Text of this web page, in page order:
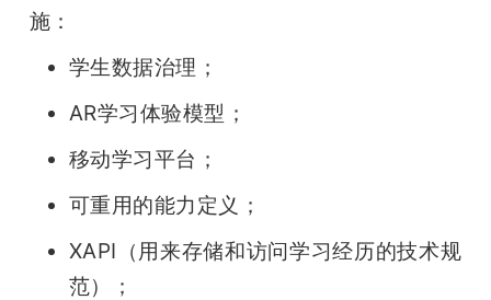
施：
学生数据治理；
AR学习体验模型；
移动学习平台；
可重用的能力定义；
XAPI（用来存储和访问学习经历的技术规
范）；